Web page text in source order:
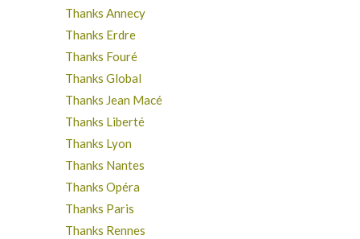
Thanks Annecy
Thanks Erdre
Thanks Fouré
Thanks Global
Thanks Jean Macé
Thanks Liberté
Thanks Lyon
Thanks Nantes
Thanks Opéra
Thanks Paris
Thanks Rennes